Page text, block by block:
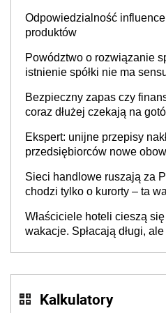
Odpowiedzialność
produktów
Powództwo o rozwiązanie
istnienie spółki nie ma
Bezpieczny zapas czy
coraz dłużej czekają na
Ekspert: unijne przepisy
przedsiębiorców nowe
Sieci handlowe ruszają za
chodzi tylko o kurorty – ta
cichu
Właściciele hoteli cieszą
wakacje. Spłacają długi,
Kalkulatory